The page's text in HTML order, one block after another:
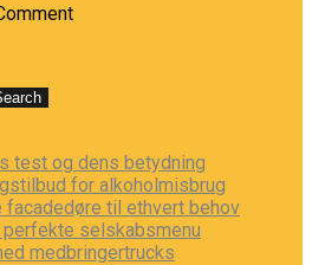
test og dens betydning
for alkoholmisbrug
til ethvert behov
selskabsmenu
medbringertrucks